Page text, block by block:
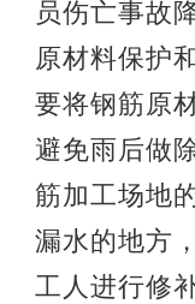
员伤亡事故
原材料保护
要将钢筋原
避免雨后做
筋加工场地
漏水的地方
工人进行修